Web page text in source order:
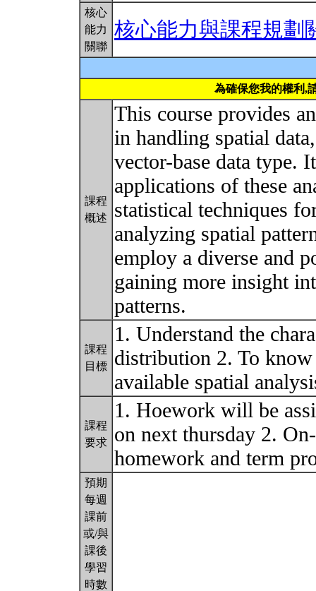
核心
能力
關聯
核心能力與課程規劃
為確保您我的權利,
課程
概述
This course provides
in handling spatial
vector-base data type.
applications of these
statistical techniques
analyzing spatial
employ a diverse and
gaining more insight
patterns.
課程
目標
1. Understand the
distribution 2. To
available spatial
課程
要求
1. Hoework will be
on next thursday 2.
homework and term
預期
每週
課前
或/與
課後
學習
時數